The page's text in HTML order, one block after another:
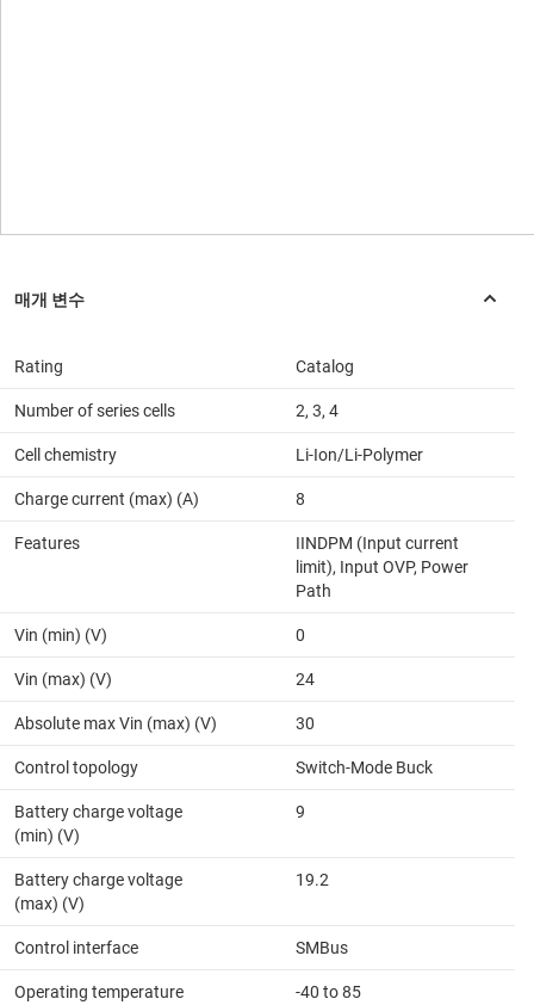
Rating Catalog
Number of series cells 2, 3, 4
Cell chemistry Li-Ion/Li-Polymer
Charge current (max) (A) 8
Features
IINDPM (Input current
limit), Input OVP, Power
Path
Vin (min) (V) 0
Vin (max) (V) 24
Absolute max Vin (max) (V) 30
Control topology Switch-Mode Buck
Battery charge voltage
(min) (V)
9
Battery charge voltage
(max) (V)
19.2
Control interface SMBus
Operating temperature
-40 to 85